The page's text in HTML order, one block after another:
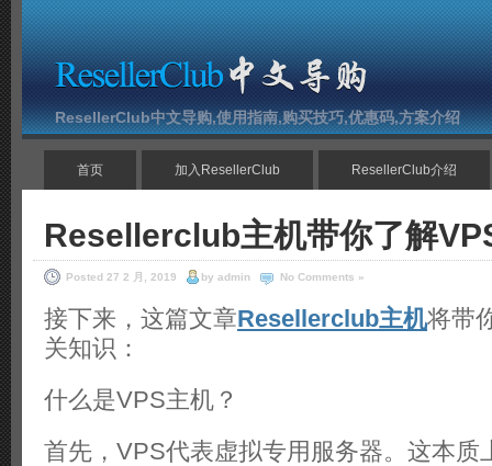
ResellerClub中文导购,使用指南,购买技巧,优惠码,方案介绍
首页 加入ResellerClub ResellerClub介绍
Resellerclub主机带你了解
Posted 27 2 月, 2019 by admin No Comments »
接下来，这篇文章Resellerclub主机将带
关知识：
什么是VPS主机？
首先，VPS代表虚拟专用服务器。这本质